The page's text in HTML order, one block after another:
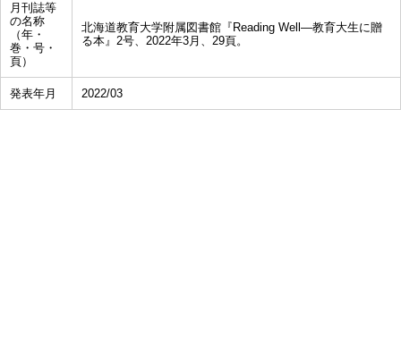
月刊誌等
の名称
（年・
巻・号・
頁）
北海道教育大学附属図書館『Reading Well―教育大生に贈
る本』2号、2022年3月、29頁。
発表年月 2022/03